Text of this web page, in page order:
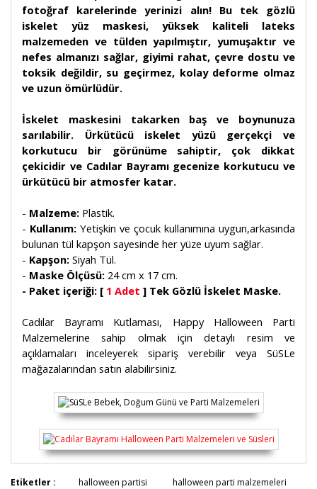
fotoğraf karelerinde yerinizi alın! Bu tek gözlü
iskelet yüz maskesi, yüksek kaliteli lateks
malzemeden ve tülden yapılmıştır, yumuşaktır ve
nefes almanızı sağlar, giyimi rahat, çevre dostu ve
toksik değildir, su geçirmez, kolay deforme olmaz
ve uzun ömürlüdür.
İskelet maskesini takarken baş ve boynunuza
sarılabilir. Ürkütücü iskelet yüzü gerçekçi ve
korkutucu bir görünüme sahiptir, çok dikkat
çekicidir ve Cadılar Bayramı gecenize korkutucu ve
ürkütücü bir atmosfer katar.
- Malzeme: Plastik.
- Kullanım: Yetişkin ve çocuk kullanımına uygun,arkasında
bulunan tül kapşon sayesinde her yüze uyum sağlar.
- Kapşon: Siyah Tül.
- Maske Ölçüsü: 24 cm x 17 cm.
- Paket içeriği: [ 1 Adet ] Tek Gözlü İskelet Maske.
Cadılar Bayramı Kutlaması, Happy Halloween Parti
Malzemelerine sahip olmak için detaylı resim ve
açıklamaları inceleyerek sipariş verebilir veya SüSLe
mağazalarından satın alabilirsiniz.
Bu ürünün fiyat bilgisi, resim, ürün açıklamalarında ve
Etiketler : halloween partisi
halloween parti malzemeleri